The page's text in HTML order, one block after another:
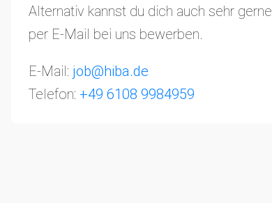
Alternativ kannst du dich auch sehr gerne
per E-Mail bei uns bewerben.
E-Mail: job@hiba.de
Telefon: +49 6108 9984959